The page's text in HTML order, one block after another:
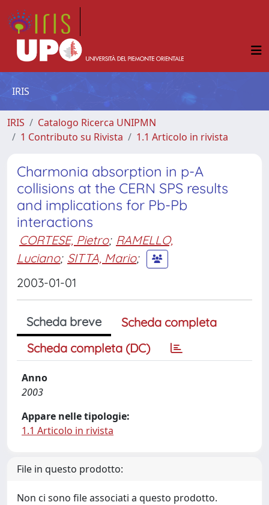
IRIS
IRIS
Catalogo Ricerca UNIPMN
1 Contributo su Rivista
1.1 Articolo in rivista
Charmonia absorption in p-A
collisions at the CERN SPS results
and implications for Pb-Pb
interactions
CORTESE, Pietro; RAMELLO,
Luciano; SITTA, Mario;
2003-01-01
Scheda breve
Scheda completa
Scheda completa (DC)
Anno
2003
Appare nelle tipologie:
1.1 Articolo in rivista
File in questo prodotto:
Non ci sono file associati a questo prodotto.